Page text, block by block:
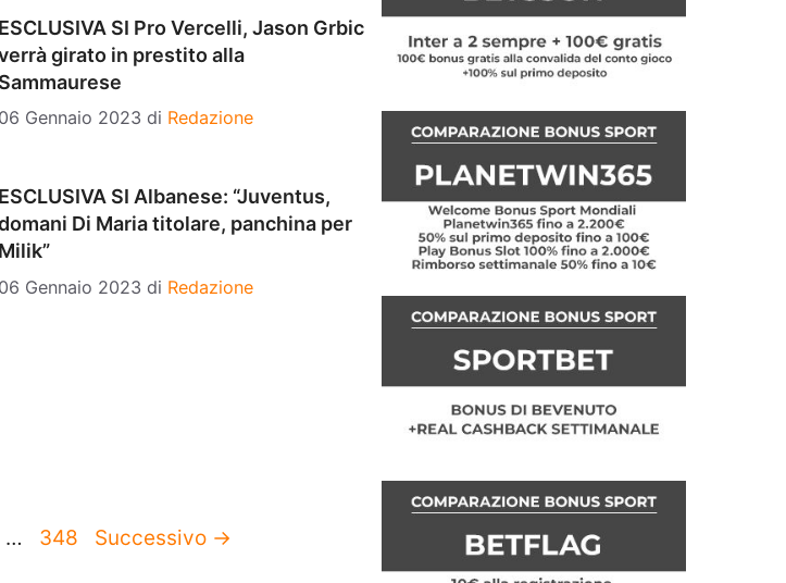
ESCLUSIVA SI Pro Vercelli, Jason Grbic
girato in prestito alla
Sammaurese
06 Gennaio 2023 di Redazione
ESCLUSIVA SI Albanese: “Juventus,
Di Maria titolare, panchina per
Milik”
06 Gennaio 2023 di Redazione
… Pagina
348 Successivo →